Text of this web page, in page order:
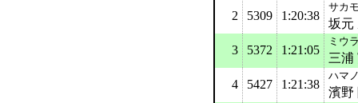
2
5309 1:20:38
サカ
坂元
3
5372 1:21:05
ミウ
三浦
4
5427 1:21:38
ハマ
濱野